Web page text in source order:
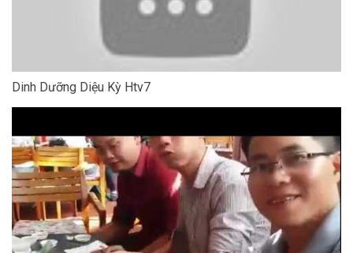
Dinh Dưỡng Diệu Kỳ Htv7